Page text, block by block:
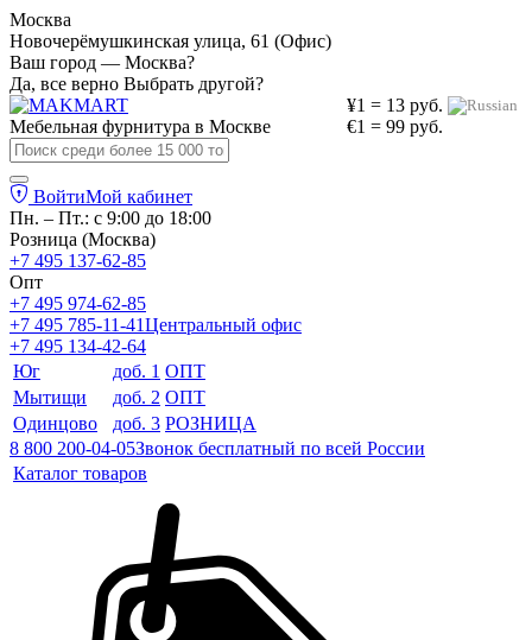
Москва
Новочерёмушкинская улица, 61 (Офис)
Ваш город — Москва?
Да, все верно Выбрать другой?
¥1 = 13 руб.
€1 = 99 руб.
Мебельная фурнитура в Москве
ВойтиМой кабинет
Пн. – Пт.: с 9:00 до 18:00
Розница (Москва)
+7 495 137-62-85
Опт
+7 495 974-62-85
+7 495 785-11-41Центральный офис
+7 495 134-42-64
Юг
доб. 1 ОПТ
Мытищи
доб. 2 ОПТ
Одинцово
доб. 3 РОЗНИЦА
8 800 200-04-05Звонок бесплатный по всей России
Каталог товаров